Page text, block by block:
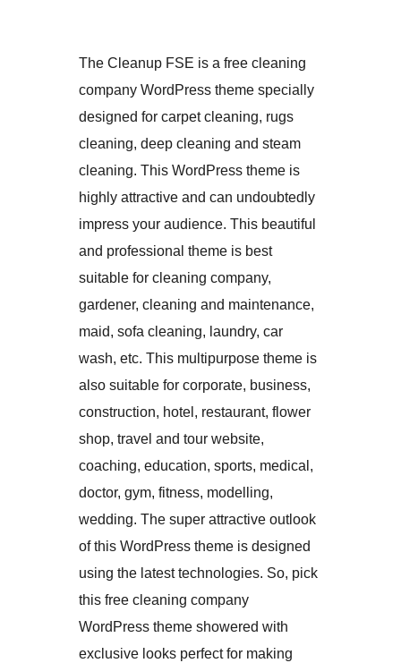
The Cleanup FSE is a free cleaning
company WordPress theme specially
designed for carpet cleaning, rugs
cleaning, deep cleaning and steam
cleaning. This WordPress theme is
highly attractive and can undoubtedly
impress your audience. This beautiful
and professional theme is best
suitable for cleaning company,
gardener, cleaning and maintenance,
maid, sofa cleaning, laundry, car
wash, etc. This multipurpose theme is
also suitable for corporate, business,
construction, hotel, restaurant, flower
shop, travel and tour website,
coaching, education, sports, medical,
doctor, gym, fitness, modelling,
wedding. The super attractive outlook
of this WordPress theme is designed
using the latest technologies. So, pick
this free cleaning company
WordPress theme showered with
exclusive looks perfect for making